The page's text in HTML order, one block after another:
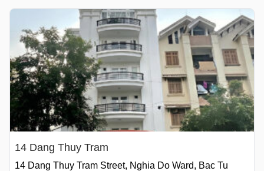
14 Dang Thuy Tram
14 Dang Thuy Tram Street, Nghia Do Ward, Bac Tu